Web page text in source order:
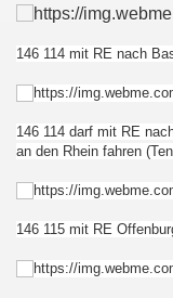
146 114 mit RE nach
146 114 darf mit RE
an den Rhein fahren
146 115 mit RE